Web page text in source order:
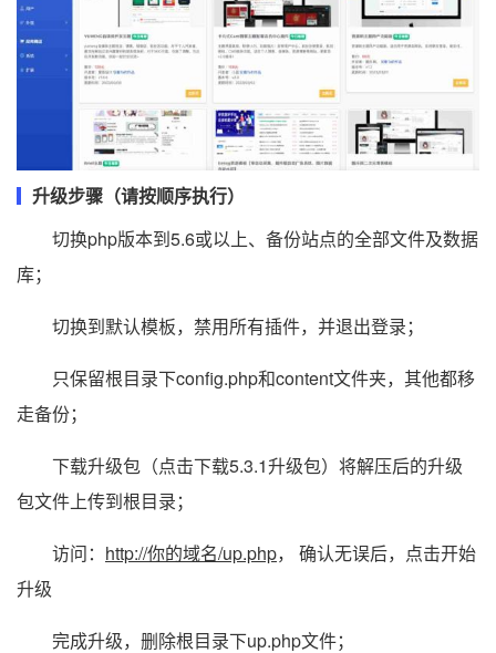
升级步骤（请按顺序执行）
切换php版本到5.6或以上、备份站点的全部文件及数据
库；
切换到默认模板，禁用所有插件，并退出登录；
只保留根目录下config.php和content文件夹，其他都移
走备份；
下载升级包（点击下载5.3.1升级包）将解压后的升级
包文件上传到根目录；
访问： http://你的域名/up.php， 确认无误后，点击开始
升级
完成升级，删除根目录下up.php文件；